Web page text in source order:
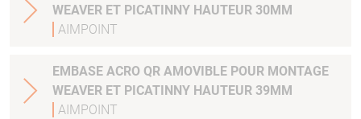
WEAVER ET PICATINNY HAUTEUR 30MM
AIMPOINT
EMBASE ACRO QR AMOVIBLE POUR MONTAGE
WEAVER ET PICATINNY HAUTEUR 39MM
AIMPOINT